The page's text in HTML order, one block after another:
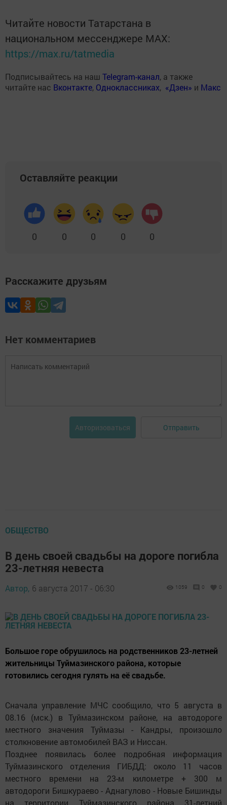
Читайте новости Татарстана в
национальном мессенджере MАХ:
https://max.ru/tatmedia
Подписывайтесь на наш Telegram-канал, а также
читайте нас Вконтакте, Одноклассниках, «Дзен» и Макс
Оставляйте реакции
0 0 0 0 0
Расскажите друзьям
Нет комментариев
Авторизоваться Отправить
ОБЩЕСТВО
В день своей свадьбы на дороге погибла
23-летняя невеста
Автор, 6 августа 2017 - 06:30 1059 0 0
Большое горе обрушилось на родственников 23-летней
жительницы Туймазинского района, которые
готовились сегодня гулять на её свадьбе.
Сначала управление МЧС сообщило, что 5 августа в
08.16 (мск.) в Туймазинском районе, на автодороге
местного значения Туймазы - Кандры, произошло
столкновение автомобилей ВАЗ и Ниссан.
Позднее появилась более подробная информация
Туймазинского отделения ГИБДД: около 11 часов
местного времени на 23-м километре + 300 м
автодороги Бишкураево - Аднагулово - Новые Бишинды
на территории Туймазинского района 31-летний